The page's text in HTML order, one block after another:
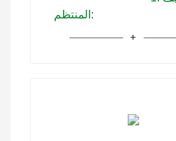
المنتظم: